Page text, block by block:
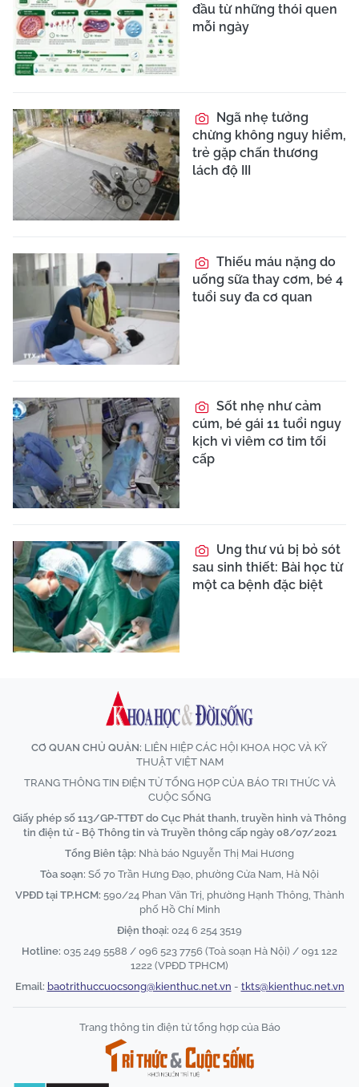
đầu từ những thói quen
mỗi ngày
Ngã nhẹ tưởng
chừng không nguy hiểm,
trẻ gặp chấn thương
lách độ III
Thiếu máu nặng do
uống sữa thay cơm, bé 4
tuổi suy đa cơ quan
Sốt nhẹ như cảm
cúm, bé gái 11 tuổi nguy
kịch vì viêm cơ tim tối
cấp
Ung thư vú bị bỏ sót
sau sinh thiết: Bài học từ
một ca bệnh đặc biệt
CƠ QUAN CHỦ QUẢN: LIÊN HIỆP CÁC HỘI KHOA HỌC VÀ KỸ
THUẬT VIỆT NAM
TRANG THÔNG TIN ĐIỆN TỬ TỔNG HỢP CỦA BÁO TRI THỨC VÀ
CUỘC SỐNG
Giấy phép số 113/GP-TTĐT do Cục Phát thanh, truyền hình và Thông
tin điện tử - Bộ Thông tin và Truyền thông cấp ngày 08/07/2021
Tổng Biên tập: Nhà báo Nguyễn Thị Mai Hương
Tòa soạn: Số 70 Trần Hưng Đạo, phường Cửa Nam, Hà Nội
VPĐD tại TP.HCM: 590/24 Phan Văn Trị, phường Hạnh Thông, Thành
phố Hồ Chí Minh
Điện thoại: 024 6 254 3519
Hotline: 035 249 5588 / 096 523 7756 (Toà soạn Hà Nội) / 091 122
1222 (VPĐD TPHCM)
Email: baotrithuccuocsong@kienthuc.net.vn - tkts@kienthuc.net.vn
Trang thông tin điện tử tổng hợp của Báo